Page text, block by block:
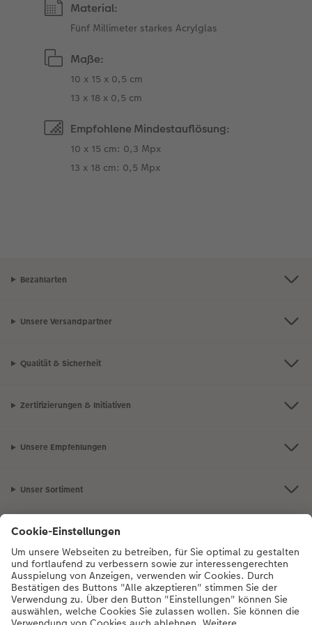
Material:
Fünf Millimeter starkes Acrylglas
Maße:
10 x 15 x 0,5 cm
13 x 18 x 0,5 cm
Empfohlene Mindestauflösung:
10 x 15 cm: 0,3 Mpx
13 x 18 cm: 0,5 Mpx
Bezahlarten
Unsere Versandpartner
Qualität & Sicherheit
Zertifizierungen & Initiativen
Unsere Empfehlungen
Unser Sortiment
Service
Mehr zum CEWE Fotoservice